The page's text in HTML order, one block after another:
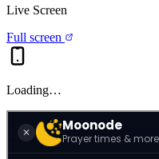
Live Screen
Full screen
Loading…